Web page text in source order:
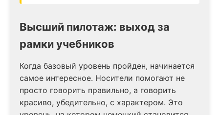
Высший пилотаж: выход за
рамки учебников
Когда базовый уровень пройден, начинается
самое интересное. Носители помогают не
просто говорить правильно, а говорить
красиво, убедительно, с характером. Это